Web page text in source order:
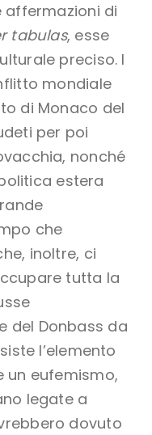
affermazioni di
tabulas, esse
preciso. I
mondiale
di Monaco del
per poi
nonché
estera
che
inoltre, ci
tutta la
del Donbass da
l’elemento
un eufemismo,
legate a
dovuto